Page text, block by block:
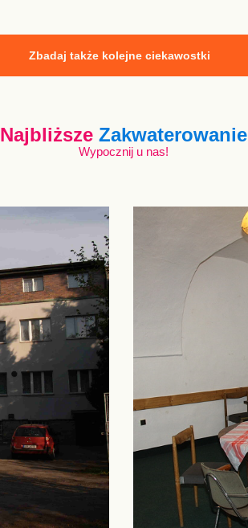
Zbadaj także kolejne ciekawostki
NajbliższeZakwaterowanie
Wypocznij u nas!